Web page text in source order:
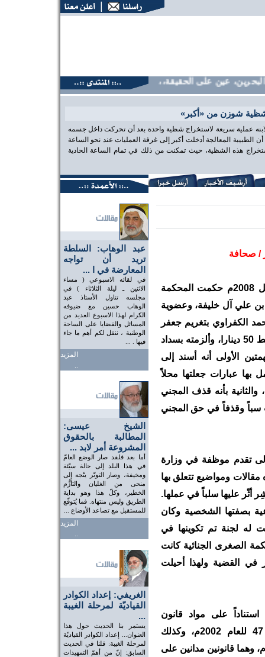
عين على الحقيقة،، منتديات البحرين، عين على
شوزن من «أكبر»
عملية سريعة لاستخراج شظية واحدة بعد أن تحركت داخل جسمه
المعالجة أدخلت أكبر إلى غرفة العمليات عند نحو الساعة
هذه الشظية، حيث تمكنت من ذلك في تمام الساعة الحادية
عبد الوهاب: السلطة
تريد أن تواجه
المعارضة في ا ...
في لقائه الاسبوعي ( مساء
الاثنين ـ ليلة الثلاثاء ) في
مجلسه تناول الأستاذ عبد
الوهاب حسين مع ضيوفه
الكرام لهذا الاسبوع العديد من
المسائل والقضايا على الساحة
الوطنية ، ننقل لكم أهم ما جاء
فيها . ...
المزيد
..
الشيخ عيسى:
المطالبة بالحقوق
المشروعة أمر لابد ...
أما بعد فلقد صار الوضع العامّ
في هذا البلد إلى حالة سيّئة
ومخيفة، وصار التوتّر يتّجه إلى
منحى من الغليان والتأزُّم
الخطير، وكلّ هذا وهو بداية
الطريق وليس منتهاه. فما يُتوقّع
للمستقبل مع تصاعد الأوضاع ...
المزيد
..
الغريفي: إعداد الكوادر
القياديّة لمرحلة الغيبة
...
يستمر بنا الحديث حول هذا
العنوان... إعداد الكوادر القياديّة
لمرحلة الغيبة: قلنا في الحديث
السابق: إنّ من أهمّ التمهيدات
/ صحافة
في يوم الإربعاء الموافق 16 أبريل 2008م حكمت المحكمة
بن علي آل خليفة، وعضوية
الكفراوي بتغريم جعفر
الجمري وهو صحفي ومحرر في جريدة الوسط 50 دينارا، وألزمته بسداد
الأولى أنه أسند إلى
بها عبارات جعلتها محلاً
والثانية بأنه قذف المجني
سباً وقذفاً في حق المجني
تقدم موظفة في وزارة
ومواضيع تتعلق بها
أثّر عليها سلباً في عملها.
بصفتها الشخصية وكان
له لجنة تم تكوينها في
الصغرى الجنائية كانت
القضية ولهذا أحيلت
على مواد قانون
بمرسوم للصحافة والطباعة والنشر رقم 47 للعام 2002م، وكذلك
مرسوم بقانون العقوبات رقم 15 للعام 1976م، وهما قانونين مدانين على